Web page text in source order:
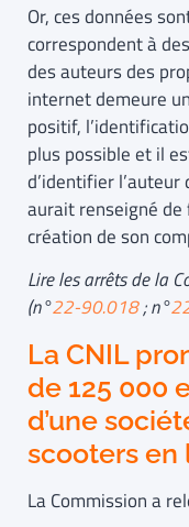
Or, ces données
correspondent à
des auteurs des
internet demeure
positif,
plus possible et il
d’identifier
aurait renseigné
création de son
Lire les arrêts de la
(n°22-90.018; n°
La CNIL
de 125 000
d’une
scooters
La Commission a